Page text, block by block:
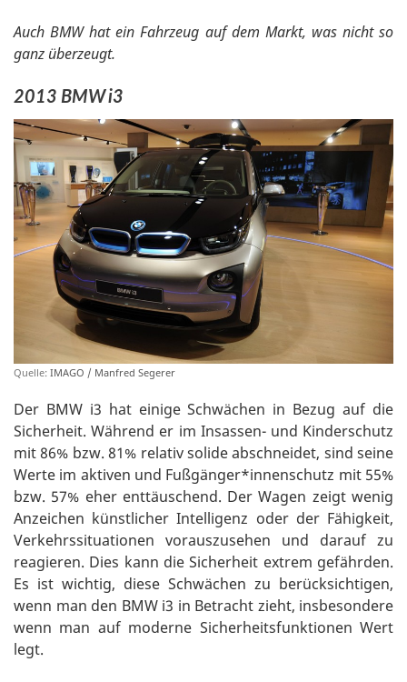
Auch BMW hat ein Fahrzeug auf dem Markt, was nicht so
ganz überzeugt.
2013 BMW i3
Quelle: IMAGO / Manfred Segerer
Der BMW i3 hat einige Schwächen in Bezug auf die
Sicherheit. Während er im Insassen- und Kinderschutz
mit 86% bzw. 81% relativ solide abschneidet, sind seine
Werte im aktiven und Fußgänger*innenschutz mit 55%
bzw. 57% eher enttäuschend. Der Wagen zeigt wenig
Anzeichen künstlicher Intelligenz oder der Fähigkeit,
Verkehrssituationen vorauszusehen und darauf zu
reagieren. Dies kann die Sicherheit extrem gefährden.
Es ist wichtig, diese Schwächen zu berücksichtigen,
wenn man den BMW i3 in Betracht zieht, insbesondere
wenn man auf moderne Sicherheitsfunktionen Wert
legt.